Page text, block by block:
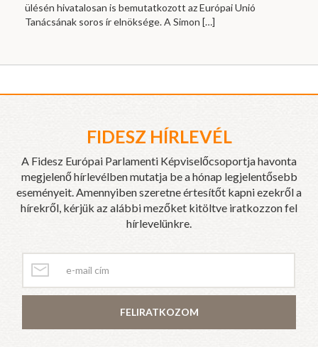
ülésén hivatalosan is bemutatkozott az Európai Unió
Tanácsának soros ír elnöksége. A Simon […]
FIDESZ HÍRLEVÉL
A Fidesz Európai Parlamenti Képviselőcsoportja havonta
megjelenő hírlevélben mutatja be a hónap legjelentősebb
eseményeit. Amennyiben szeretne értesítőt kapni ezekről a
hírekről, kérjük az alábbi mezőket kitöltve iratkozzon fel
hírlevelünkre.
FELIRATKOZOM